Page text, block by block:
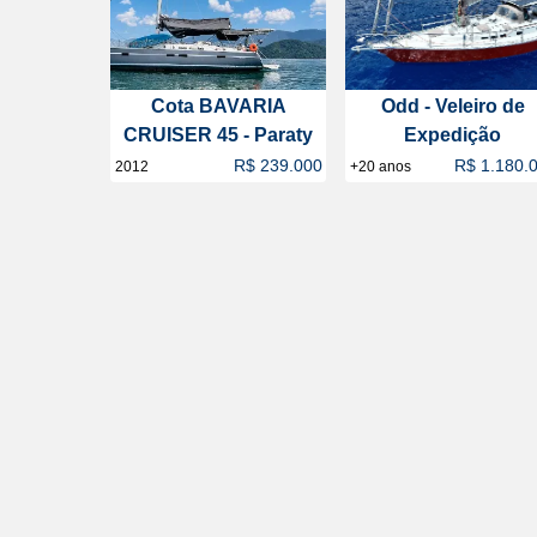
Cota BAVARIA
CRUISER 45 - Paraty
2012 R$ 239.000
Odd - Veleiro de
Expedição
+20 anos R$